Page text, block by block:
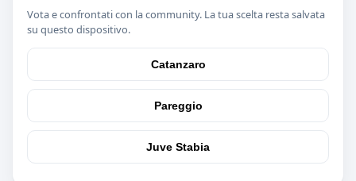
Vota e confrontati con la community. La tua scelta resta salvata
su questo dispositivo.
Catanzaro
Pareggio
Juve Stabia